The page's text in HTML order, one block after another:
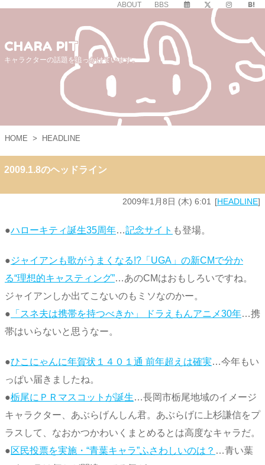
ABOUT BBS
CHARA PIT
キャラクターの話題を追っかけています。
HOME > HEADLINE
2009.1.8のヘッドライン
2009年1月8日 (木) 6:01 HEADLINE
●ハローキティ誕生35周年…記念サイト も登場。
●ジャイアンも歌がうまくなる!?「UGA」の新CMで分か
る“理想的キャスティング”…あのCMはおもしろいですね。
ジャイアンしか出てこないのもミソなのかー。
● 「スネ夫は携帯を持つべきか」 ドラえもんアニメ30年…携
帯はいらないと思うなー。
●ひこにゃんに年賀状１４０１通 前年超えは確実…今年もい
っぱい届きましたね。
●栃尾にＰＲマスコットが誕生…長岡市栃尾地域のイメージ
キャラクター、あぶらげんしん君。あぶらげに上杉謙信をプ
ラスして、なおかつかわいくまとめるとは高度なキャラだ。
●区民投票を実施・“青葉キャラ”ふさわしいのは？ …青い葉